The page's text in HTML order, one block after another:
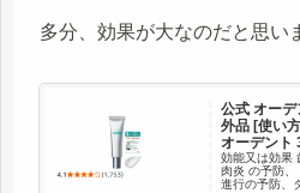
多分、効果が大なのだと思い
公式 オー
外品 [使い
オーデント
効能又は効果
肉炎 の予防、
進行の予防、